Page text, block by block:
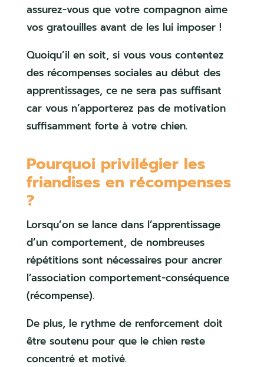
assurez-vous que votre compagnon aime
vos gratouilles avant de les lui imposer !
Quoiqu’il en soit, si vous vous contentez
des récompenses sociales au début des
apprentissages, ce ne sera pas suffisant
car vous n’apporterez pas de motivation
suffisamment forte à votre chien.
Pourquoi privilégier les
friandises en récompenses
?
Lorsqu’on se lance dans l’apprentissage
d’un comportement, de nombreuses
répétitions sont nécessaires pour ancrer
l’association comportement-conséquence
(récompense).
De plus, le rythme de renforcement doit
être soutenu pour que le chien reste
concentré et motivé.